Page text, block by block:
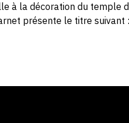
à la décoration du temple
présente le titre suivant